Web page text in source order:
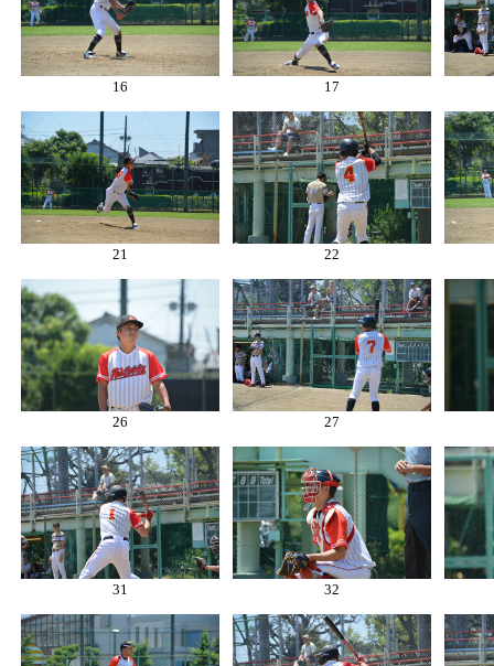
16 17
21 22
26 27
31 32